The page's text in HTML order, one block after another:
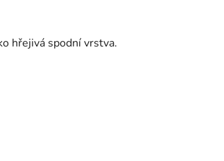
hřejivá spodní vrstva.